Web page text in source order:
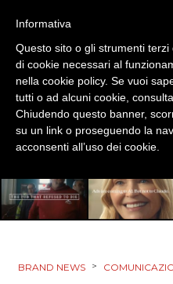
CASE HISTORY
OPINIONI
BRAND NEWS >
Informativa
Questo sito o gli strumenti
di cookie necessari al
nella cookie policy. Se vuoi
tutti o ad alcuni cookie,
Chiudendo questo banner,
su un link o proseguendo la
acconsenti all’uso dei cookie.